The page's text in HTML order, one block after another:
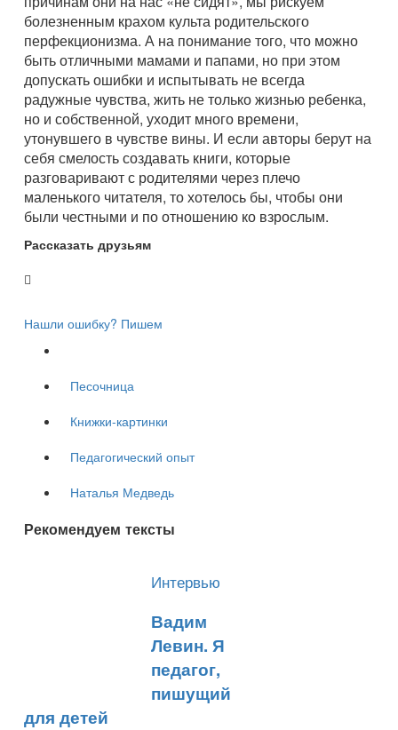
болезненным крахом культа родительского
перфекционизма. А на понимание того, что можно
быть отличными мамами и папами, но при этом
допускать ошибки и испытывать не всегда
радужные чувства, жить не только жизнью ребенка,
но и собственной, уходит много времени,
утонувшего в чувстве вины. И если авторы берут на
себя смелость создавать книги, которые
разговаривают с родителями через плечо
маленького читателя, то хотелось бы, чтобы они
были честными и по отношению ко взрослым.
Рассказать друзьям
Нашли ошибку? Пишем
Песочница
Книжки-картинки
Педагогический опыт
Наталья Медведь
Рекомендуем тексты
Интервью
​Вадим
Левин. Я
педагог,
пишущий
для детей